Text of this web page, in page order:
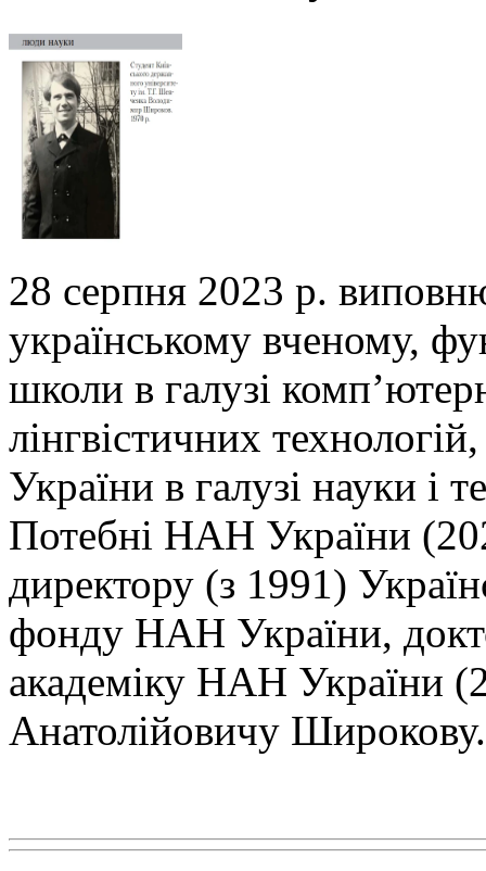
28 серпня 2023 р.
українському вченому,
школи в галузі
лінгвістичних
України в галузі науки і
Потебні НАН України
директору (з 1991)
фонду НАН України,
академіку НАН України
Анатолійовичу Широкову.